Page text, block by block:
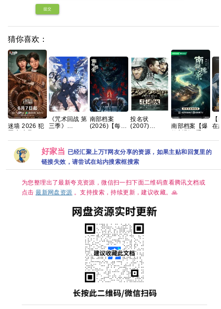
提交
猜你喜欢：
迷墙 2026 犯
素汐 已更最新
夸克
《咒术回战 第
三季》
集】【全12集
已完结】【4K
超高清】【内
置中文字幕】
【附1-2季+系
列】夸克
南部档案
(2026)【每日
【4K HDR 60
百度 夸克
投名状
(2007)
语中字 [3.5G]
南部档案【爆
无】 【共33
彩 DV HDR】
在
好家当 已经汇聚上万T网友分享的资源，如果主贴和回复里的
链接失效，请尝试在站内搜索框搜索
为您整理出了最新夸克资源，微信扫一扫下面二维码查看腾讯文档或
点击最新网盘资源 。支持搜索，持续更新，建议收藏。🙏